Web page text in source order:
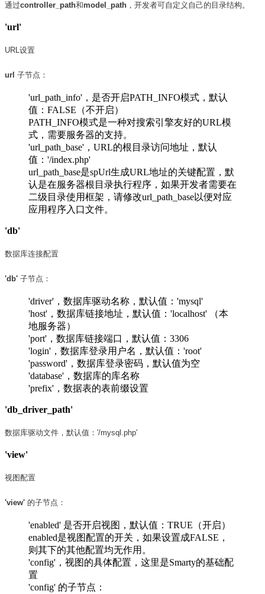
通过controller_path和model_path ，开发者可自定义自己的目录结构。
'url'
URL设置
url 子节点：
'url_path_info'，是否开启PATH_INFO模式，默认
值：FALSE（不开启）
PATH_INFO模式是一种对搜索引擎友好的URL模
式，需要服务器的支持。
'url_path_base'，URL的根目录访问地址，默认
值：'/index.php'
url_path_base是spUrl生成URL地址的关键配置，默
认是在服务器根目录执行程序，如果开发者需要在
二级目录使用框架，请修改url_path_base以便对应
应用程序入口文件。
'db'
数据库连接配置
'db' 子节点：
'driver'，数据库驱动名称，默认值：'mysql'
'host'，数据库链接地址，默认值：'localhost' （本
地服务器）
'port'，数据库链接端口，默认值：3306
'login'，数据库登录用户名，默认值：'root'
'password'，数据库登录密码，默认值为空
'database'，数据库的库名称
'prefix'，数据表的表前缀设置
'db_driver_path'
数据库驱动文件，默认值：'/mysql.php'
'view'
视图配置
'view' 的子节点：
'enabled' 是否开启视图，默认值：TRUE（开启）
enabled是视图配置的开关，如果设置成FALSE，
则其下的其他配置均无作用。
'config'，视图的具体配置，这里是Smarty的基础配
置
'config' 的子节点：